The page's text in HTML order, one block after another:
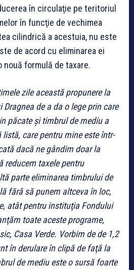
în circulaţie pe teritoriul
în funcţie de vechimea
cilindrică a acestuia, nu este
de acord cu eliminarea ei
formulă de taxare.
zile această propunere la
de a da o lege prin care
păcate şi timbrul de mediu a
care pentru mine este într-
dacă ne gândim doar la
reducem taxele pentru
parte eliminarea timbrului de
fără să punem altceva în loc,
atât pentru instituţia Fondului
toate aceste programe,
Casa Verde. Vorbim de de 1,2
în derulare în clipă de faţă la
de mediu este o sursă foarte